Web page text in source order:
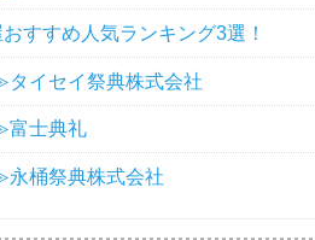
すすめ人気ランキング3選！
イセイ祭典株式会社
富士典礼
桶祭典株式会社